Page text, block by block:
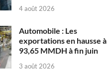
4 août 2026
Automobile : Les
exportations en hausse à
93,65 MMDH à fin juin
3 août 2026